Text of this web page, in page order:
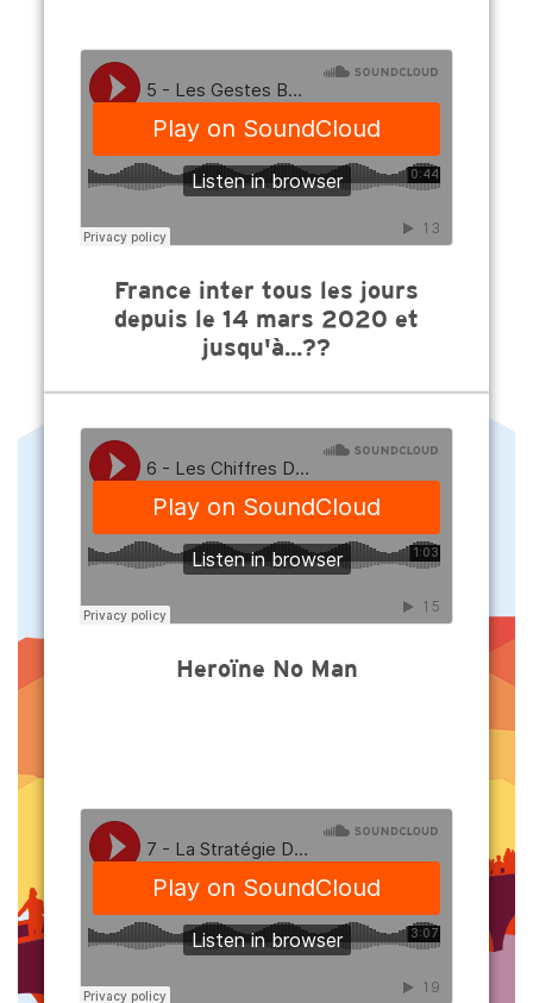
France inter tous les jours
depuis le 14 mars 2020 et
jusqu'à...??
Heroïne No Man